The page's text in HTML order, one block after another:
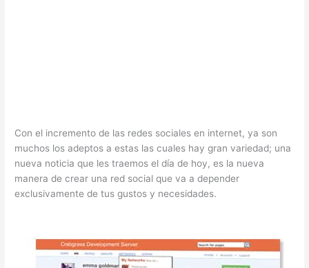
Con el incremento de las redes sociales en internet, ya son
muchos los adeptos a estas las cuales hay gran variedad; una
nueva noticia que les traemos el día de hoy, es la nueva
manera de crear una red social que va a depender
exclusivamente de tus gustos y necesidades.